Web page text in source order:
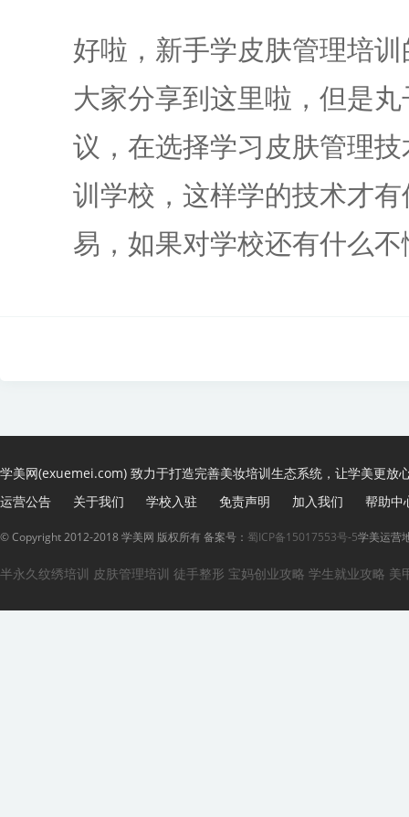
好啦，新手学皮肤管理培
大家分享到这里啦，但是
议，在选择学习皮肤管理
训学校，这样学的技术才
易，如果对学校还有什么
学美网(exuemei.com) 致力于打造完善美妆培训生态系统，让学美更放
运营公告
关于我们 学校入驻 免责声明 加入我们 帮助中
© Copyright 2012-2018 学美网 版权所有 备案号： 蜀ICP备15017553号-5学美运营
半永久纹绣培训 皮肤管理培训 徒手整形 宝妈创业攻略 学生就业攻略 美